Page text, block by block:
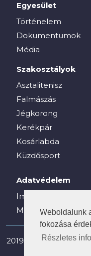
Weboldalunk
fokozása
Részletes
Egyesület
Történelem
Dokumentumok
Média
Szakosztályok
Asztalitenisz
Falmászás
Jégkorong
Kerékpár
Kosárlabda
Küzdősport
Adatvédelem
Impresszum
Média
2019-2025 © vesc.hu